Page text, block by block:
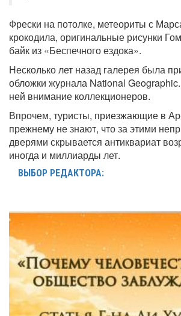
Фрески на потолке, метеориты с
крокодила, оригинальные рисунки
байк из «Беспечного ездока».
Несколько лет назад галерея была
обложки журнала National
ней внимание коллекционеров.
Впрочем, туристы, приезжающие в
прежнему не знают, что за этими
дверями скрывается антиквариат
иногда и миллиарды лет.
ВЫБОР РЕДАКТОРА: